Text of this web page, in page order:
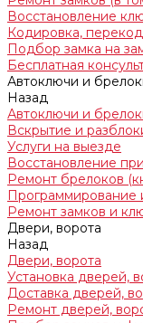
Восстановление
Кодировка,
Подбор замка на
Бесплатная
Автоключи и
Назад
Автоключи и
Вскрытие и
Услуги на выезде
Восстановление
Ремонт брелоков
Программирование
Ремонт замков и
Двери, ворота
Назад
Двери, ворота
Установка дверей,
Доставка дверей,
Ремонт дверей,